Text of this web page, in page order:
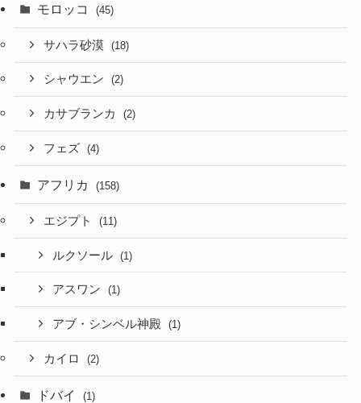
モロッコ (45)
サハラ砂漠 (18)
シャウエン (2)
カサブランカ (2)
フェズ (4)
アフリカ (158)
エジプト (11)
ルクソール (1)
アスワン (1)
アブ・シンベル神殿 (1)
カイロ (2)
ドバイ (1)